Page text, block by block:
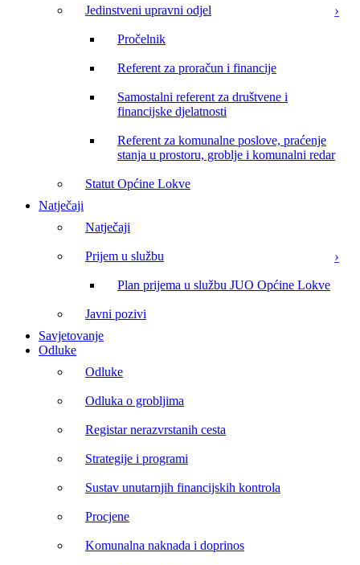
Jedinstveni upravni odjel
Pročelnik
Referent za proračun i financije
Samostalni referent za društvene i
financijske djelatnosti
Referent za komunalne poslove, praćenje
stanja u prostoru, groblje i komunalni redar
Statut Općine Lokve
Natječaji
Natječaji
Prijem u službu
Plan prijema u službu JUO Općine Lokve
Javni pozivi
Savjetovanje
Odluke
Odluke
Odluka o grobljima
Registar nerazvrstanih cesta
Strategije i programi
Sustav unutarnjih financijskih kontrola
Procjene
Komunalna naknada i doprinos